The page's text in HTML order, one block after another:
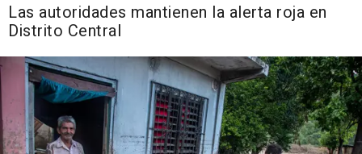
Las autoridades mantienen la alerta roja en
Distrito Central